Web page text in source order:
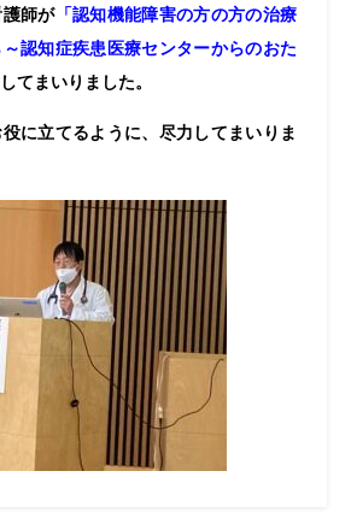
師が「認知機能障害の方の方の治療
認知症疾患医療センターからのおた
てまいりました。
に立てるように、尽力してまいりま